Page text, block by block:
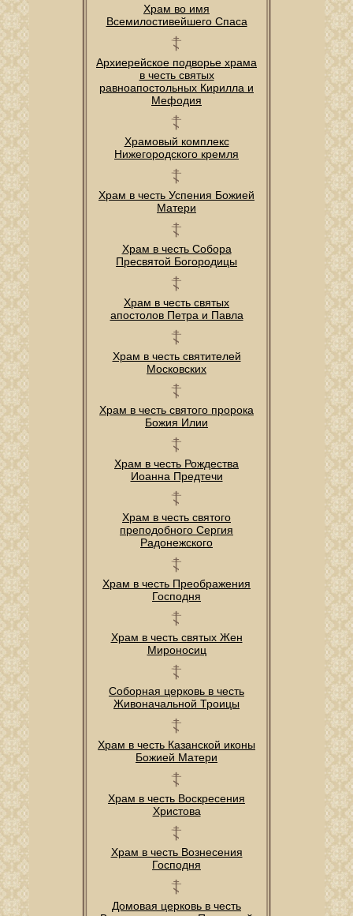
Храм во имя
Всемилостивейшего Спаса
Архиерейское подворье храма
в честь святых
равноапостольных Кирилла и
Мефодия
Храмовый комплекс
Нижегородского кремля
Храм в честь Успения Божией
Матери
Храм в честь Собора
Пресвятой Богородицы
Храм в честь святых
апостолов Петра и Павла
Храм в честь святителей
Московских
Храм в честь святого пророка
Божия Илии
Храм в честь Рождества
Иоанна Предтечи
Храм в честь святого
преподобного Сергия
Радонежского
Храм в честь Преображения
Господня
Храм в честь святых Жен
Мироносиц
Соборная церковь в честь
Живоначальной Троицы
Храм в честь Казанской иконы
Божией Матери
Храм в честь Воскресения
Христова
Храм в честь Вознесения
Господня
Домовая церковь в честь